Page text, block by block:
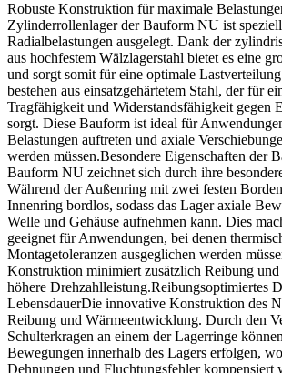
Robuste Konstruktion für maximale
Zylinderrollenlager der Bauform NU ist
Radialbelastungen ausgelegt. Dank der
aus hochfestem Wälzlagerstahl bietet es eine
und sorgt somit für eine optimale
bestehen aus einsatzgehärtetem Stahl, der für
Tragfähigkeit und Widerstandsfähigkeit gegen
sorgt. Diese Bauform ist ideal für
Belastungen auftreten und axiale
werden müssen.Besondere Eigenschaften der
Bauform NU zeichnet sich durch ihre
Während der Außenring mit zwei festen
Innenring bordlos, sodass das Lager axiale
Welle und Gehäuse aufnehmen kann. Dies
geeignet für Anwendungen, bei denen
Montagetoleranzen ausgeglichen werden
Konstruktion minimiert zusätzlich Reibung
höhere Drehzahlleistung.Reibungsoptimiertes
LebensdauerDie innovative Konstruktion des
Reibung und Wärmeentwicklung. Durch den
Schulterkragen an einem der Lagerringe
Bewegungen innerhalb des Lagers erfolgen,
Dehnungen und Fluchtungsfehler kompensiert